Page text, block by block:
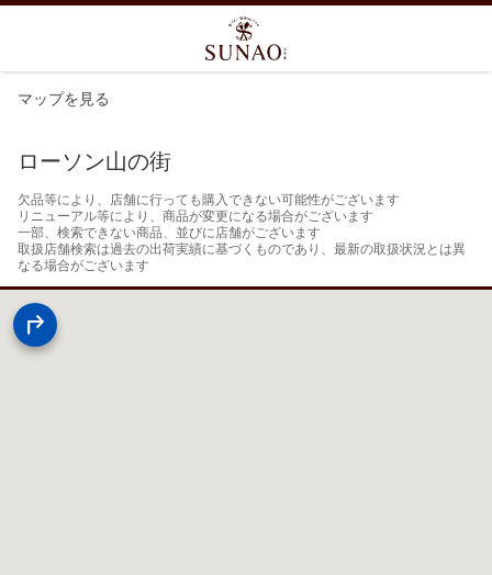
マップを見る
ローソン山の街
欠品等により、店舗に行っても購入できない可能性がございます
リニューアル等により、商品が変更になる場合がございます
一部、検索できない商品、並びに店舗がございます
取扱店舗検索は過去の出荷実績に基づくものであり、最新の取扱状況とは異
なる場合がございます